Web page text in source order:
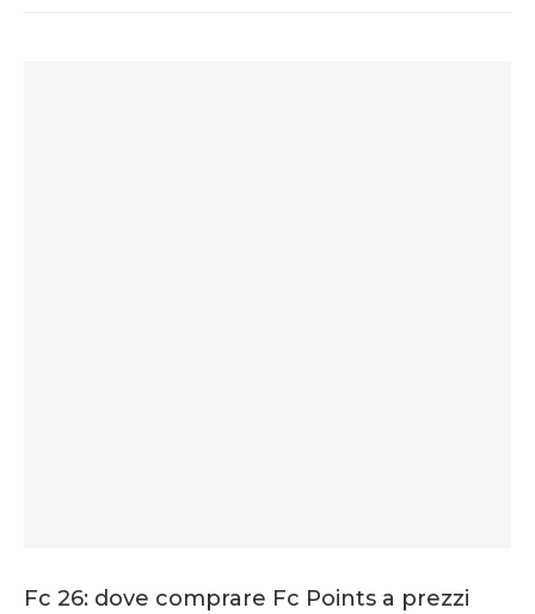
Fc 26: dove comprare Fc Points a prezzi